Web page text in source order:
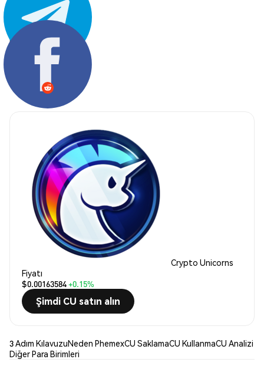
Paylaş:
Crypto Unicorns
Fiyatı
$0.00163584+0.15%
Şimdi CU satın alın
3 Adım KılavuzuNeden PhemexCU SaklamaCU KullanmaCU Analizi
Diğer Para Birimleri